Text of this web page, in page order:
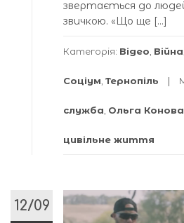
звертається до
звичкою. «Що ще […]
Категорія: Відео Війна
Соціум Тернопіль
служба Ольга
цивільне життя
12/09